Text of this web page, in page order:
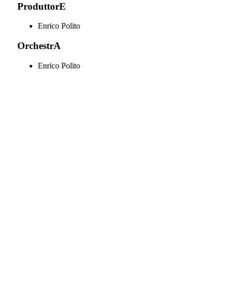
ProduttorE
Enrico Polito
OrchestrA
Enrico Polito